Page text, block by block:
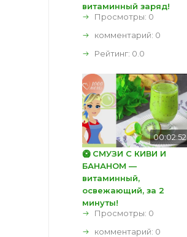
витаминный заряд!
Просмотры: 0
комментарий: 0
Рейтинг: 0.0
00:02:52
🥝 СМУЗИ С КИВИ И
БАНАНОМ —
витаминный,
освежающий, за 2
минуты!
Просмотры: 0
комментарий: 0